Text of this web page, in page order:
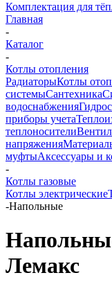
Комплектация для
Главная
-
Каталог
-
Котлы отопления
РадиаторыКотлы
системыСантехника
водоснабжения
приборы учета
теплоносители
напряжения
муфтыАксессуары и
-
Котлы газовые
Котлы электрические
-Напольные
Лемакс